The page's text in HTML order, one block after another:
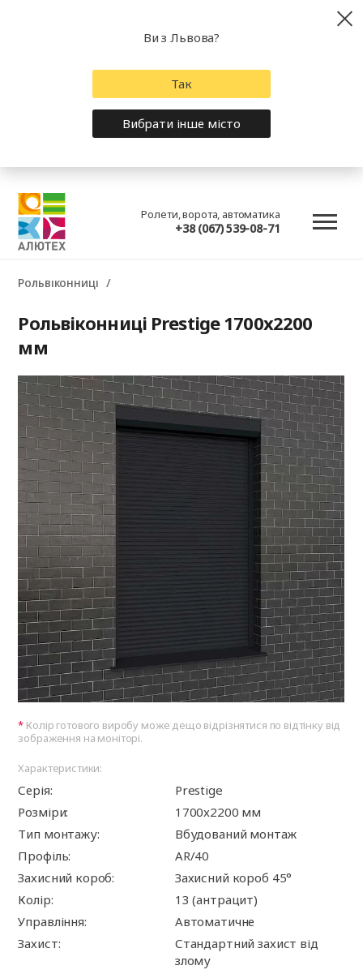
Ролети, ворота, автоматика
+38 (067) 539-08-71
Рольвіконниці
Рольвіконниці Prestige 1700x2200
мм
Колір готового виробу може дещо відрізнятися по відтінку від
зображення на моніторі.
Характеристики:
Серія:
Prestige
Розміри:
1700x2200 мм
Тип монтажу:
Вбудований монтаж
Профіль:
AR/40
Захисний короб:
Захисний короб 45°
Колір:
13 (антрацит)
Управління:
Автоматичне
Захист:
Стандартний захист від
злому
Ви з Львова?
Так
Вибрати інше місто